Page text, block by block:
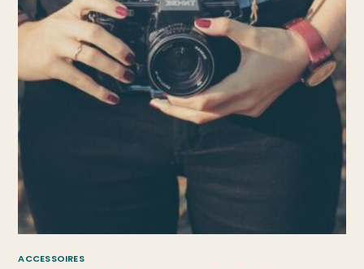
ACCESSOIRES